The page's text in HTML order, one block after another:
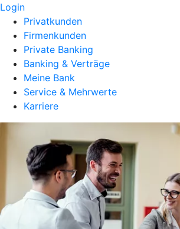
Login
Privatkunden
Firmenkunden
Private Banking
Banking & Verträge
Meine Bank
Service & Mehrwerte
Karriere